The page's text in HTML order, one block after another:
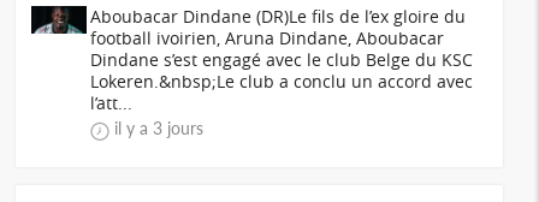
Aboubacar Dindane (DR)Le fils de l’ex gloire du
football ivoirien, Aruna Dindane, Aboubacar
Dindane s’est engagé avec le club Belge du KSC
Lokeren.&nbsp;Le club a conclu un accord avec
l’att...
il y a 3 jours